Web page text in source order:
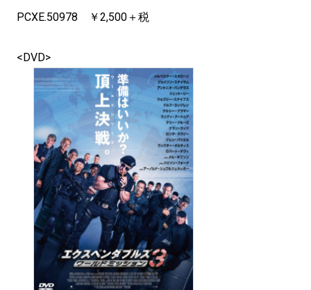
PCXE.50978 ￥2,500＋税
<DVD>